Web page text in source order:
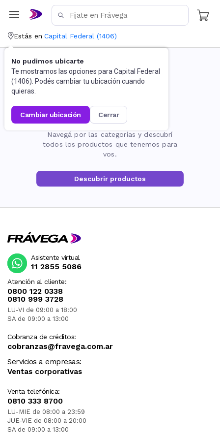
Estás en Capital Federal (1406)
No pudimos ubicarte
Te mostramos las opciones para Capital Federal
(1406). Podés cambiar tu ubicación cuando
quieras.
cambiar ubicación cerrar
La página no existe
Navegá por las categorías y descubrí
todos los productos que tenemos para
vos.
Descubrir productos
Atención al cliente:
0800 122 0338
0810 999 3728
LU-VI de 09:00 a 18:00
SA de 09:00 a 13:00
Cobranza de créditos:
cobranzas@fravega.com.ar
Servicios a empresas:
Ventas corporativas
Venta telefónica:
0810 333 8700
LU-MIE de 08:00 a 23:59
JUE-VIE de 08:00 a 20:00
SA de 09:00 a 13:00
Asistente virtual
11 2855 5086